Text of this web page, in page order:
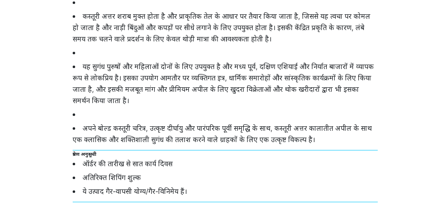
कस्तूरी अत्तर शराब मुक्त होता है और प्राकृतिक तेल के आधार पर तैयार किया जाता है, जिससे यह त्वचा पर कोमल
हो जाता है और नाड़ी बिंदुओं और कपड़ों पर सीधे लगाने के लिए उपयुक्त होता है। इसकी केंद्रित प्रकृति के कारण, लंबे
समय तक चलने वाले प्रदर्शन के लिए केवल थोड़ी मात्रा की आवश्यकता होती है।
यह सुगंध पुरुषों और महिलाओं दोनों के लिए उपयुक्त है और मध्य पूर्व, दक्षिण एशियाई और निर्यात बाजारों में व्यापक
रूप से लोकप्रिय है। इसका उपयोग आमतौर पर व्यक्तिगत इत्र, धार्मिक समारोहों और सांस्कृतिक कार्यक्रमों के लिए किया
जाता है, और इसकी मजबूत मांग और प्रीमियम अपील के लिए खुदरा विक्रेताओं और थोक खरीदारों द्वारा भी इसका
समर्थन किया जाता है।
अपने बोल्ड कस्तूरी चरित्र, उत्कृष्ट दीर्घायु और पारंपरिक पूर्वी समृद्धि के साथ, कस्तूरी अत्तर कालातीत अपील के साथ
एक क्लासिक और शक्तिशाली सुगंध की तलाश करने वाले ग्राहकों के लिए एक उत्कृष्ट विकल्प है।
प्रेषण अनुसूची
ऑर्डर की तारीख से सात कार्य दिवस
अतिरिक्त शिपिंग शुल्क
ये उत्पाद गैर-वापसी योग्य/गैर-विनिमेय हैं।